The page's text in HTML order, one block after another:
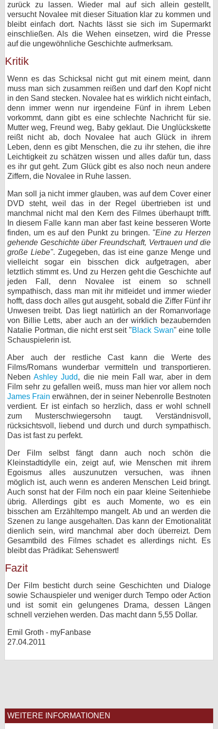
zurück zu lassen. Wieder mal auf sich allein gestellt,
versucht Novalee mit dieser Situation klar zu kommen und
bleibt einfach dort. Nachts lässt sie sich im Supermarkt
einschließen. Als die Wehen einsetzen, wird die Presse
auf die ungewöhnliche Geschichte aufmerksam.
Kritik
Wenn es das Schicksal nicht gut mit einem meint, dann
muss man sich zusammen reißen und darf den Kopf nicht
in den Sand stecken. Novalee hat es wirklich nicht einfach,
denn immer wenn nur irgendeine Fünf in ihrem Leben
vorkommt, dann gibt es eine schlechte Nachricht für sie.
Mutter weg, Freund weg, Baby geklaut. Die Unglückskette
reißt nicht ab, doch Novalee hat auch Glück in ihrem
Leben, denn es gibt Menschen, die zu ihr stehen, die ihre
Leichtigkeit zu schätzen wissen und alles dafür tun, dass
es ihr gut geht. Zum Glück gibt es also noch neun andere
Ziffern, die Novalee in Ruhe lassen.
Man soll ja nicht immer glauben, was auf dem Cover einer
DVD steht, weil das in der Regel übertrieben ist und
manchmal nicht mal den Kern des Filmes überhaupt trifft.
In diesem Falle kann man aber fast keine besseren Worte
finden, um es auf den Punkt zu bringen. "Eine zu Herzen
gehende Geschichte über Freundschaft, Vertrauen und die
große Liebe". Zugegeben, das ist eine ganze Menge und
vielleicht sogar ein bisschen dick aufgetragen, aber
letztlich stimmt es. Und zu Herzen geht die Geschichte auf
jeden Fall, denn Novalee ist einem so schnell
sympathisch, dass man mit ihr mitleidet und immer wieder
hofft, dass doch alles gut ausgeht, sobald die Ziffer Fünf ihr
Unwesen treibt. Das liegt natürlich an der Romanvorlage
von Billie Letts, aber auch an der wirklich bezaubernden
Natalie Portman, die nicht erst seit "Black Swan" eine tolle
Schauspielerin ist.
Aber auch der restliche Cast kann die Werte des
Films/Romans wunderbar vermitteln und transportieren.
NebenAshley Judd, die nie mein Fall war, aber in dem
Film sehr zu gefallen weiß, muss man hier vor allem noch
James Frain erwähnen, der in seiner Nebenrolle Bestnoten
verdient. Er ist einfach so herzlich, dass er wohl schnell
zum Musterschwiegersohn taugt. Verständnisvoll,
rücksichtsvoll, liebend und durch und durch sympathisch.
Das ist fast zu perfekt.
Der Film selbst fängt dann auch noch schön die
Kleinstadtidylle ein, zeigt auf, wie Menschen mit ihrem
Egoismus alles auszunutzen versuchen, was ihnen
möglich ist, auch wenn es anderen Menschen Leid bringt.
Auch sonst hat der Film noch ein paar kleine Seitenhiebe
übrig. Allerdings gibt es auch Momente, wo es ein
bisschen am Erzähltempo mangelt. Ab und an werden die
Szenen zu lange ausgehalten. Das kann der Emotionalität
dienlich sein, wird manchmal aber doch überreizt. Dem
Gesamtbild des Filmes schadet es allerdings nicht. Es
bleibt das Prädikat: Sehenswert!
Fazit
Der Film besticht durch seine Geschichten und Dialoge
sowie Schauspieler und weniger durch Tempo oder Action
und ist somit ein gelungenes Drama, dessen Längen
schnell verziehen werden. Das macht dann 5,55 Dollar.
Emil Groth - myFanbase
27.04.2011
WEITERE INFORMATIONEN
Impressum
Desktop-Ansicht
myFanbase